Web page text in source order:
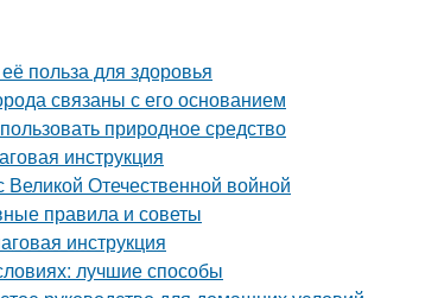
польза для здоровья
связаны с его основанием
природное средство
инструкция
Великой Отечественной войной
правила и советы
инструкция
лучшие способы